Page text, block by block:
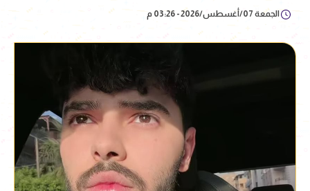
الجمعة 07/أغسطس/2026 - 03:26 م